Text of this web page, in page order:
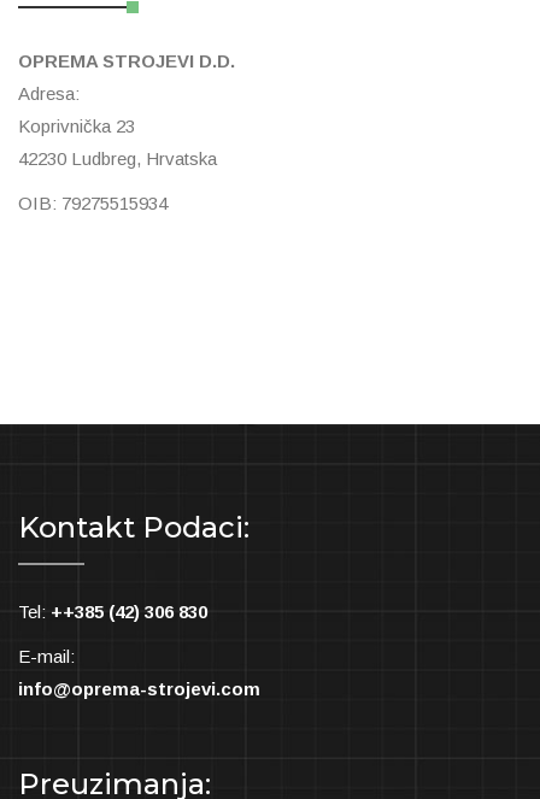
OPREMA STROJEVI D.D.
Adresa:
Koprivnička 23
42230 Ludbreg, Hrvatska
OIB: 79275515934
Kontakt Podaci:
Tel: ++385 (42) 306 830
E-mail:
info@oprema-strojevi.com
Preuzimanja: